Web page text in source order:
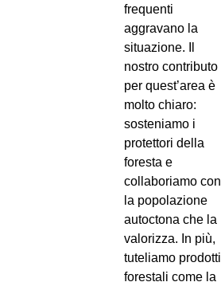
frequenti
aggravano la
situazione. Il
nostro contributo
per quest’area è
molto chiaro:
sosteniamo i
protettori della
foresta e
collaboriamo con
la popolazione
autoctona che la
valorizza. In più,
tuteliamo prodotti
forestali come la